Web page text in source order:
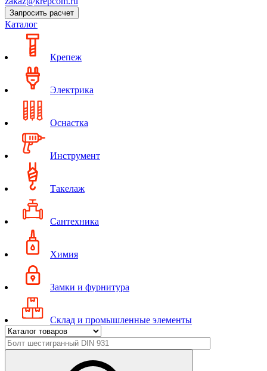
Запросить расчет
Каталог
Крепеж
Электрика
Оснастка
Инструмент
Такелаж
Сантехника
Химия
Замки и фурнитура
Склад и промышленные элементы